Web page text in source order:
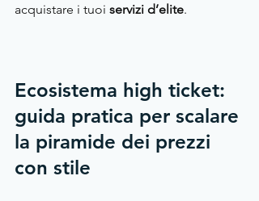
acquistare i tuoi servizi d’elite.
Ecosistema high ticket:
guida pratica per scalare
la piramide dei prezzi
con stile